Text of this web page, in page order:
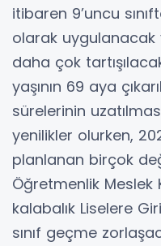
itibaren 9’uncu
olarak
daha çok
yaşının 69 aya
sürelerinin
yenilikler olurken,
planlanan birçok
Öğretmenlik Meslek
kalabalık Liselere
sınıf geçme